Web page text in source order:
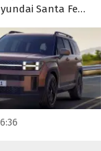
Santa Fe
на наш рынок так
«оквадраченным»
у нас
под заказ, а цены
классифайдов
595 000 рублей,